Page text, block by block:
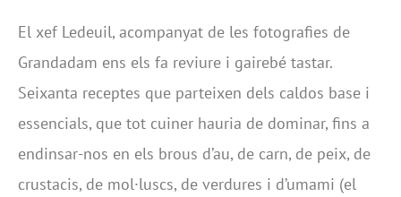
El xef Ledeuil, acompanyat de les fotografies de
Grandadam ens els fa reviure i gairebé tastar.
Seixanta receptes que parteixen dels caldos base i
essencials, que tot cuiner hauria de dominar, fins a
endinsar-nos en els brous d’au, de carn, de peix, de
crustacis, de mol·luscs, de verdures i d’umami (el